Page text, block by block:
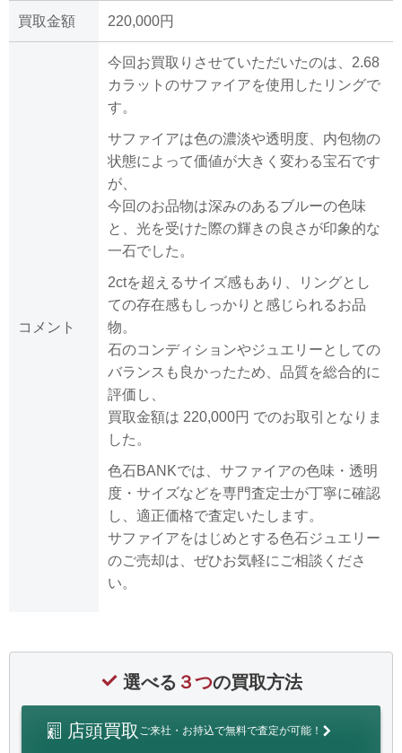
買取金額 220,000円
コメント
今回お買取りさせていただいたのは、2.68
カラットのサファイアを使用したリングで
す。
サファイアは色の濃淡や透明度、内包物の
状態によって価値が大きく変わる宝石です
が、
今回のお品物は深みのあるブルーの色味
と、光を受けた際の輝きの良さが印象的な
一石でした。
2ctを超えるサイズ感もあり、リングとし
ての存在感もしっかりと感じられるお品
物。
石のコンディションやジュエリーとしての
バランスも良かったため、品質を総合的に
評価し、
買取金額は 220,000円 でのお取引となりま
した。
色石BANKでは、サファイアの色味・透明
度・サイズなどを専門査定士が丁寧に確認
し、適正価格で査定いたします。
サファイアをはじめとする色石ジュエリー
のご売却は、ぜひお気軽にご相談くださ
い。
選べる ３つの買取方法
店頭買取 ご来社・お持込で無料で査定が可能！